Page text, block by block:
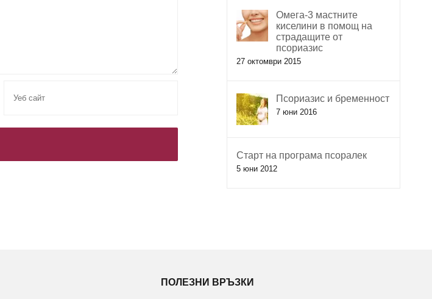
Омега-3 мастните
киселини в помощ на
страдащите от
псориазис
27 октомври 2015
Псориазис и бременност
7 юни 2016
Старт на програма псоралек
5 юни 2012
ПОЛЕЗНИ ВРЪЗКИ